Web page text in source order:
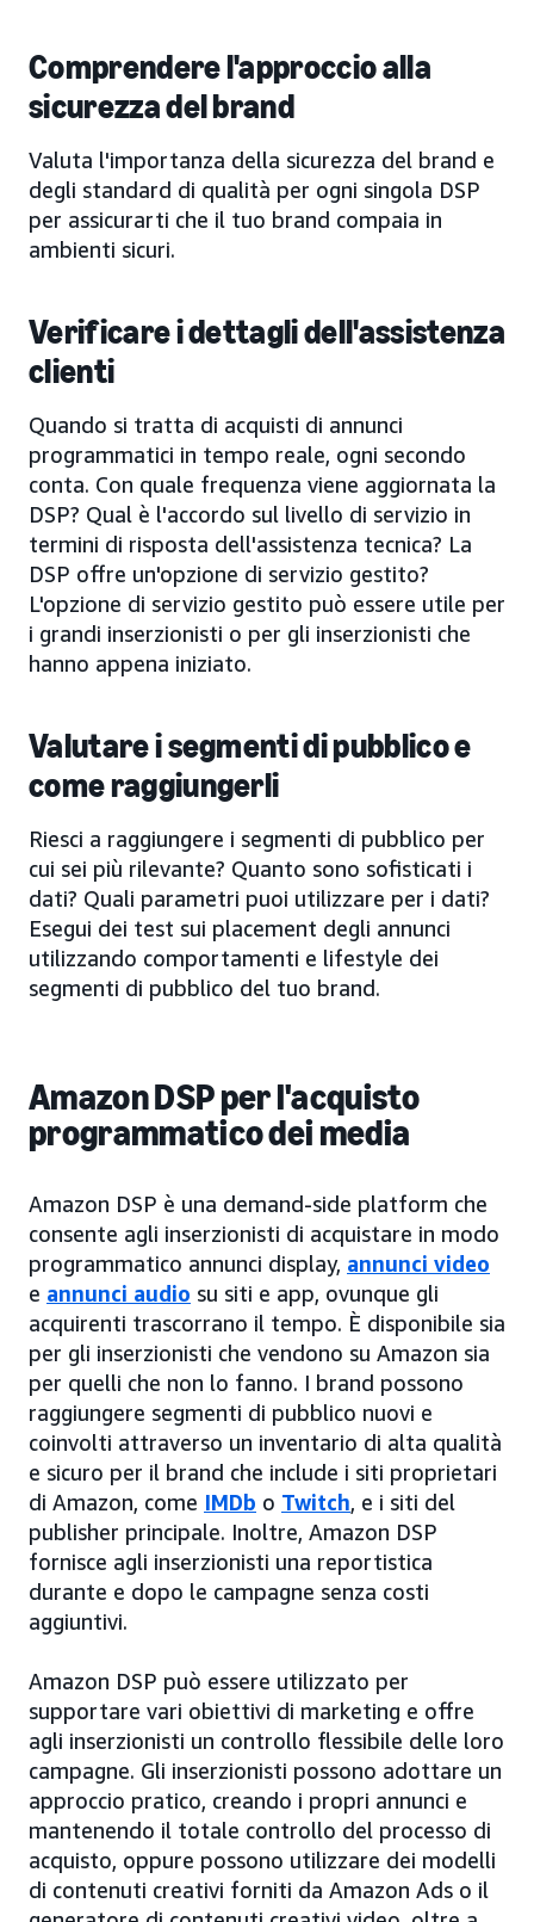
Comprendere l'approccio alla
sicurezza del brand
Valuta l'importanza della sicurezza del brand e
degli standard di qualità per ogni singola DSP
per assicurarti che il tuo brand compaia in
ambienti sicuri.
Verificare i dettagli dell'assistenza
clienti
Quando si tratta di acquisti di annunci
programmatici in tempo reale, ogni secondo
conta. Con quale frequenza viene aggiornata la
DSP? Qual è l'accordo sul livello di servizio in
termini di risposta dell'assistenza tecnica? La
DSP offre un'opzione di servizio gestito?
L'opzione di servizio gestito può essere utile per
i grandi inserzionisti o per gli inserzionisti che
hanno appena iniziato.
Valutare i segmenti di pubblico e
come raggiungerli
Riesci a raggiungere i segmenti di pubblico per
cui sei più rilevante? Quanto sono sofisticati i
dati? Quali parametri puoi utilizzare per i dati?
Esegui dei test sui placement degli annunci
utilizzando comportamenti e lifestyle dei
segmenti di pubblico del tuo brand.
Amazon DSP per l'acquisto
programmatico dei media
Amazon DSP è una demand-side platform che
consente agli inserzionisti di acquistare in modo
programmatico annunci display, annunci video
e annunci audio su siti e app, ovunque gli
acquirenti trascorrano il tempo. È disponibile sia
per gli inserzionisti che vendono su Amazon sia
per quelli che non lo fanno. I brand possono
raggiungere segmenti di pubblico nuovi e
coinvolti attraverso un inventario di alta qualità
e sicuro per il brand che include i siti proprietari
di Amazon, come IMDb o Twitch, e i siti del
publisher principale. Inoltre, Amazon DSP
fornisce agli inserzionisti una reportistica
durante e dopo le campagne senza costi
aggiuntivi.
Amazon DSP può essere utilizzato per
supportare vari obiettivi di marketing e offre
agli inserzionisti un controllo flessibile delle loro
campagne. Gli inserzionisti possono adottare un
approccio pratico, creando i propri annunci e
mantenendo il totale controllo del processo di
acquisto, oppure possono utilizzare dei modelli
di contenuti creativi forniti da Amazon Ads o il